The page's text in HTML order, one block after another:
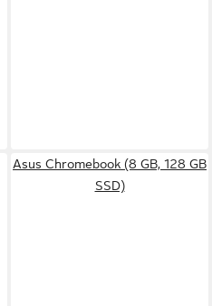
Asus Chromebook (8 GB, 128 GB
SSD)